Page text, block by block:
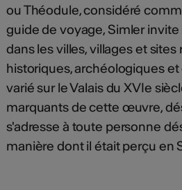
ou Théodule, considéré
guide de voyage, Simler
dans les villes, villages et
historiques, archéologiques
varié sur le Valais du XVIe
marquants de cette œuvre,
s'adresse à toute personne
manière dont il était perçu en